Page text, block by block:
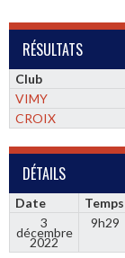
RÉSULTATS
Club
VIMY
CROIX
DÉTAILS
Date Temps
3
décembre
2022
9h29